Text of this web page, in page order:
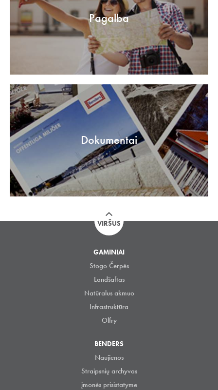
Pagalba
Dokumentai
VIRŠUS
GAMINIAI
Stogo Čerpės
Landšaftas
Natūralus akmuo
Infrastruktūra
Olfry
BENDERS
Naujienos
Straipsnių archyvas
įmonės prisistatyme